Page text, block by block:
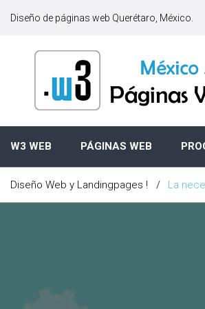
o
t
Diseño de páginas web Querétaro, México.
W3 WEB PÁGINAS WEB
Diseño Web y Landingpages ! / La